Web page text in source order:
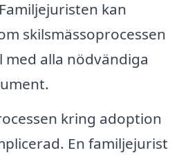
Familjejuristen kan
skilsmässoprocessen
med alla nödvändiga
kring adoption
En familjejurist